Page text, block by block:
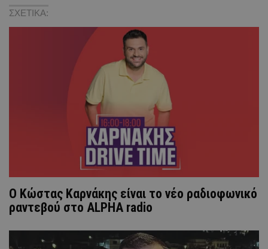
ΣΧΕΤΙΚΑ:
Ο Κώστας Καρνάκης είναι το νέο ραδιοφωνικό
ραντεβού στο ALPHA radio